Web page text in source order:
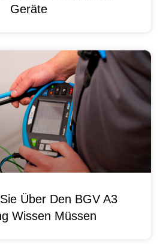
Geräte
Über Den BGV A3
Wissen Müssen